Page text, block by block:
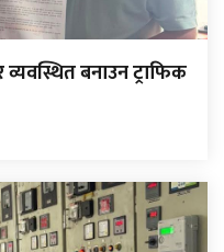
बनाउन ट्राफिक